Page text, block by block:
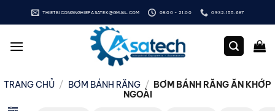
qua
dung
THIETBICONGNGHIEPASATEK@GMAIL.COM 08:00 - 21:00 0932.155.687
TRANG CHỦ / BƠM BÁNH RĂNG / BƠM BÁNH RĂNG ĂN KHỚP
NGOÀI